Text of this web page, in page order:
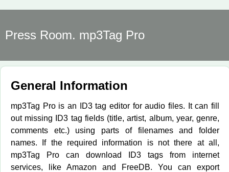
Press Room. mp3Tag Pro
General Information
mp3Tag Pro is an ID3 tag editor for audio files. It can fill
out missing ID3 tag fields (title, artist, album, year, genre,
comments etc.) using parts of filenames and folder
names. If the required information is not there at all,
mp3Tag Pro can download ID3 tags from internet
services, like Amazon and FreeDB. You can export